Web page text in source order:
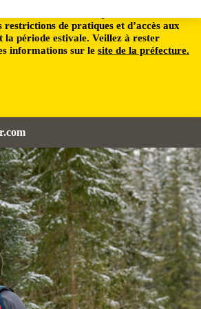
de pratiques et d’accès aux
la période estivale. Veillez à rester
informations sur le site de la préfecture.